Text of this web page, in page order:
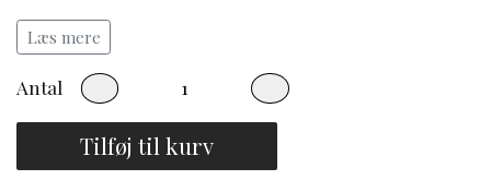
LifePak+ er et velkendt Pharmanex-kosttilskud, som
består af vitaminer, mineraler og botaniske
ekstrakter. Som supplement til din kost virker dette
produkt på forskellige funktioner i din krop (*) og
hjælper dig til at føle sig bedst mulig tilpas hver dag.
Ingredienser som selen, mangan, C-vitamin og
løgekstrakt (*) har antioxidant-egenskaber, som er
Læs mere
Antal
Tilføj til kurv